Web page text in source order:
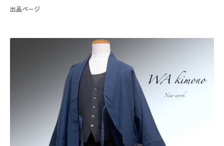
出品ページ